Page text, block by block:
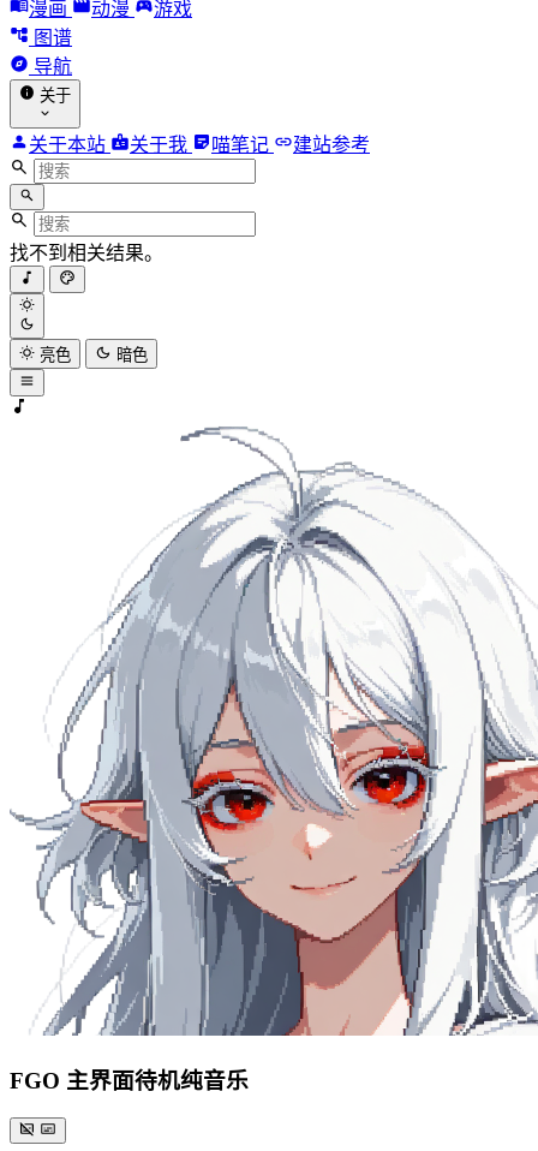
漫画 动漫
游戏
图谱
导航
关于
关于本站 关于我 喵笔记 建站参考
找不到相关结果。
亮色 暗色
FGO 主界面待机纯音乐